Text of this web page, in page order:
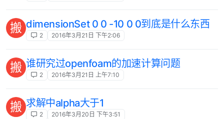
搬 dimensionSet 0 0 -10 0 0到底是什么东西
2 2016年3月21日 下午2:06
搬 谁研究过openfoam的加速计算问题
2 2016年3月21日 上午7:10
搬 求解中alpha大于1
2 2016年3月20日 下午3:51